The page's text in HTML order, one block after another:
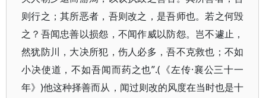
则行之；其所恶者，吾则改之，是吾师也。若之何毁
之？吾闻忠善以损怨，不闻作威以防怨。岂不遽止，
然犹防川，大决所犯，伤人必多，吾不克救也；不如
小决使道，不如吾闻而药之也”.(《左传·襄公三十一
年》)他这种择善而从，闻过则改的风度在当时也是十